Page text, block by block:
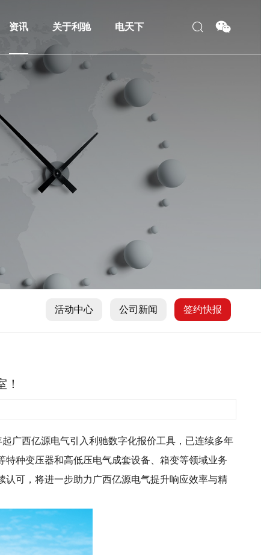
资讯 关于利驰 电天下
活动中心 公司新闻 签约快报
广西亿源电气引入利驰数字化报价工具，已连续多年
种变压器和高低压电气成套设备、箱变等领域业务
可，将进一步助力广西亿源电气提升响应效率与精